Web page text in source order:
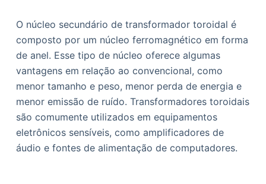
O núcleo secundário de transformador toroidal é
composto por um núcleo ferromagnético em forma
de anel. Esse tipo de núcleo oferece algumas
vantagens em relação ao convencional, como
menor tamanho e peso, menor perda de energia e
menor emissão de ruído. Transformadores toroidais
são comumente utilizados em equipamentos
eletrônicos sensíveis, como amplificadores de
áudio e fontes de alimentação de computadores.